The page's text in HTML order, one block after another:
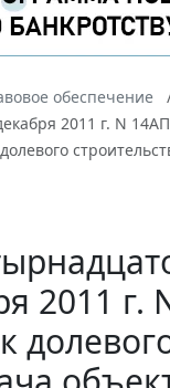
обеспечение
2011 г. N
2011